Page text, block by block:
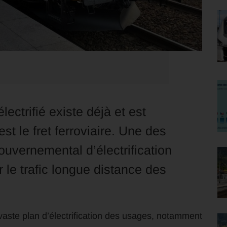
existe déjà et est
le fret ferroviaire. Une des
d’électrification
le trafic longue distance des
plan d’électrification des usages, notamment